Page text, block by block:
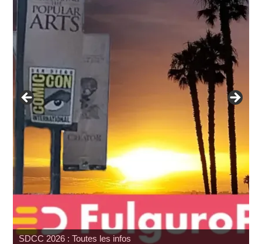
SDCC 2026 : Toutes les infos